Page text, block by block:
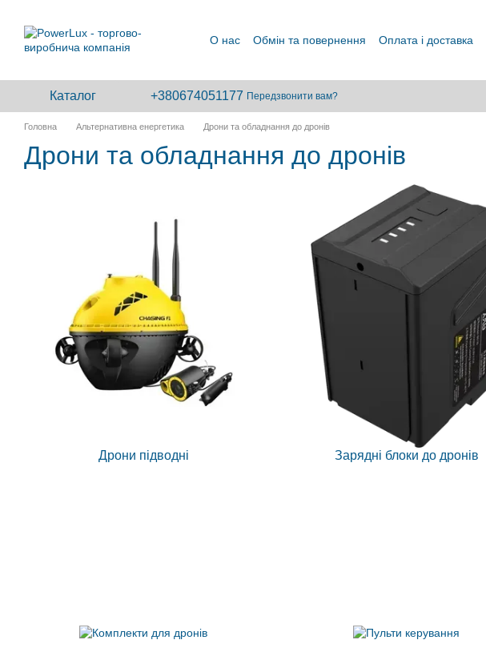
О нас Обмін та повернення Оплата і доставка
Каталог +380674051177 Передзвонити вам?
Головна Альтернативна енергетика Дрони та обладнання до дронів
Дрони та обладнання до дронів
Дрони підводні Зарядні блоки до дронів